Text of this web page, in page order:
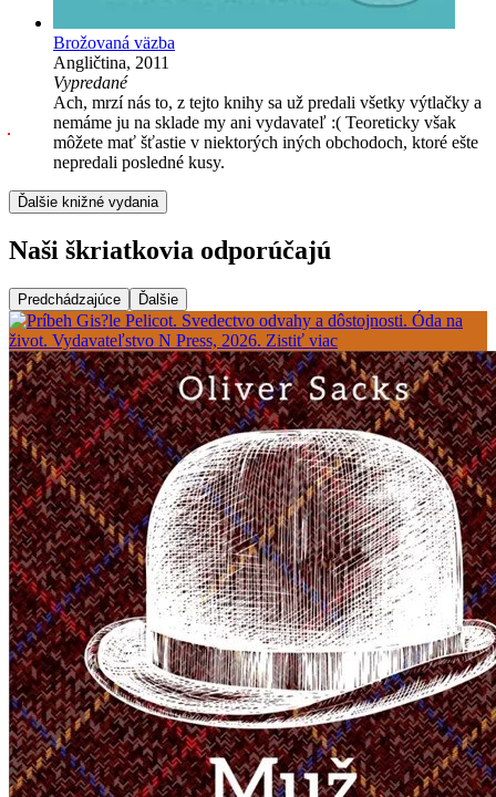
Brožovaná väzba
Angličtina, 2011
Vypredané
Ach, mrzí nás to, z tejto knihy sa už predali všetky výtlačky a
nemáme ju na sklade my ani vydavateľ :( Teoreticky však
môžete mať šťastie v niektorých iných obchodoch, ktoré ešte
nepredali posledné kusy.
Ďalšie knižné vydania
Naši škriatkovia odporúčajú
Predchádzajúce Ďalšie